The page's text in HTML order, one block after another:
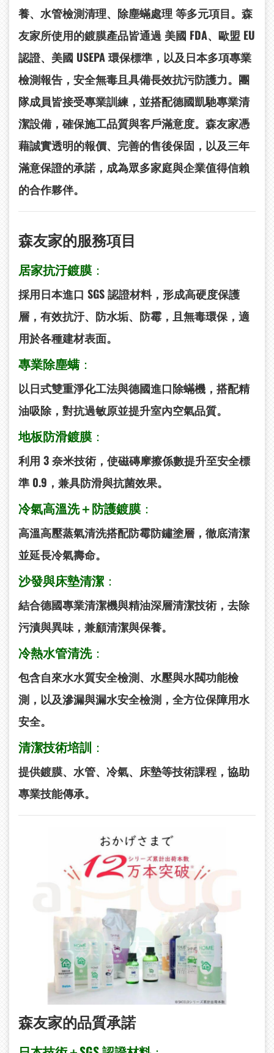
養、水管檢測清理、除塵蟎處理 等多元項目。森
友家所使用的鍍膜產品皆通過 美國 FDA、歐盟 EU
認證、美國 USEPA環保標準，以及日本多項專業
檢測報告 ，安全無毒且具備長效抗污防護力。團
隊成員皆接受專業訓練，並搭配德國凱馳專業清
潔設備，確保施工品質與客戶滿意度。森友家憑
藉誠實透明的報價、完善的售後保固，以及三年
滿意保證的承諾，成為眾多家庭與企業值得信賴
的合作夥伴。
森友家的服務項目
居家抗汙鍍膜：
採用日本進口 SGS 認證材料，形成高硬度保護
層，有效抗汙、防水垢、防霉，且無毒環保，適
用於各種建材表面。
專業除塵螨：
以日式雙重淨化工法與德國進口除蟎機，搭配精
油吸除，對抗過敏原並提升室內空氣品質。
地板防滑鍍膜：
利用 3 奈米技術，使磁磚摩擦係數提升至安全標
準 0.9，兼具防滑與抗菌效果。
冷氣高溫洗＋防護鍍膜：
高溫高壓蒸氣清洗搭配防霉防鏽塗層，徹底清潔
並延長冷氣壽命。
沙發與床墊清潔 ：
結合德國專業清潔機與精油深層清潔技術，去除
污漬與異味，兼顧清潔與保養。
冷熱水管清洗：
包含自來水水質安全檢測、水壓與水閥功能檢
測，以及滲漏與漏水安全檢測，全方位保障用水
安全。
清潔技術培訓 ：
提供鍍膜、水管、冷氣、床墊等技術課程，協助
專業技能傳承。
森友家的品質承諾